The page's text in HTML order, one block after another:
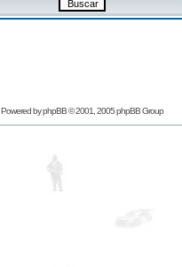
Powered byphpBB© 2001, 2005 phpBB Group